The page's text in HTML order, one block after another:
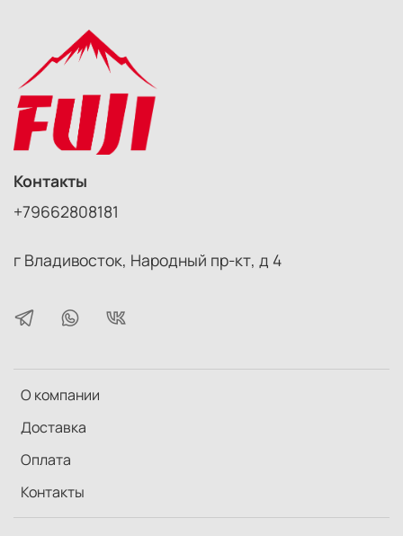
О компании
Доставка
Оплата
Контакты
Контакты
+79662808181
г Владивосток, Народный пр-кт, д 4